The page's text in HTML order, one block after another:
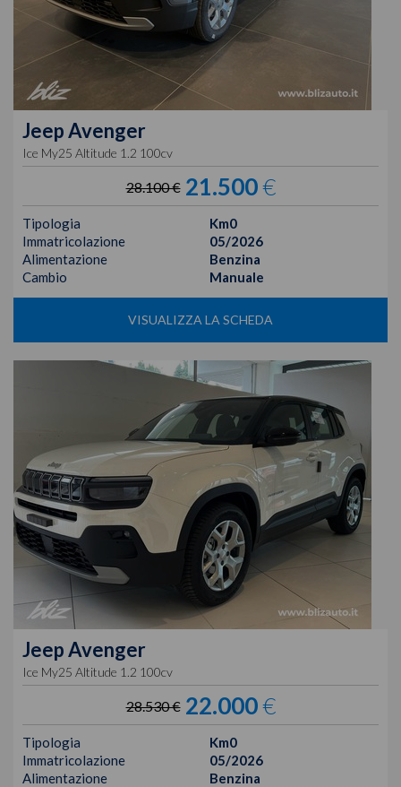
JeepAvenger
Ice My25 Altitude 1.2 100cv
28.100 € 21.500€
Tipologia
Km0
Immatricolazione
05/2026
Alimentazione
Benzina
Cambio
Manuale
VISUALIZZA LA SCHEDA
JeepAvenger
Ice My25 Altitude 1.2 100cv
28.530 € 22.000€
Tipologia
Km0
Immatricolazione
05/2026
Alimentazione
Benzina